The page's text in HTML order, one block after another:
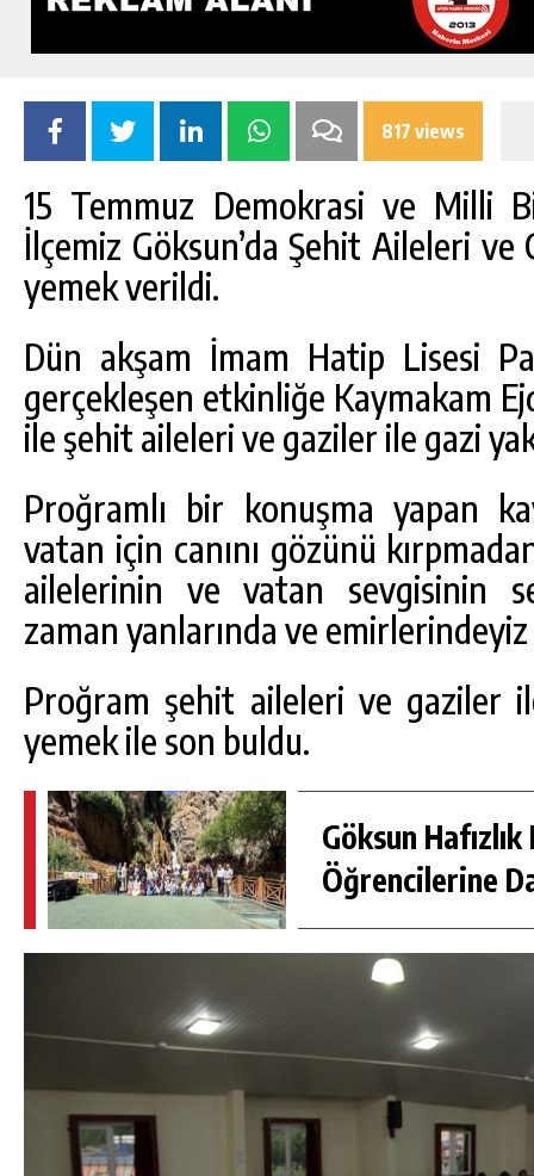
817 views
15 Temmuz Demokrasi ve Milli
İlçemiz Göksun’da Şehit Aileleri ve
yemek verildi.
Dün akşam İmam Hatip Lisesi
gerçekleşen etkinliğe Kaymakam
ile şehit aileleri ve gaziler ile gazi
Proğramlı bir konuşma yapan
vatan için canını gözünü
ailelerinin ve vatan sevgisinin
zaman yanlarında ve
Proğram şehit aileleri ve gaziler
yemek ile son buldu.
Göksun Hafızlık
Öğrencilerine
GÜNLÜK HABER AKIŞI
GÖKSUN HAFIZLIK KIZ KUR’AN KURSU
ÖĞRENCILERINE DARENDE GEZISI.